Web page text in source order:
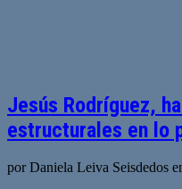
Jesús Rodríguez,
estructurales en lo
por Daniela Leiva Seisdedos